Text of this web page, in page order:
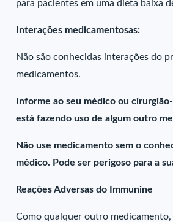
para pacientes em uma dieta baixa
Interações medicamentosas:
Não são conhecidas interações do
medicamentos.
Informe ao seu médico ou
está fazendo uso de algum outro
Não use medicamento sem o
médico. Pode ser perigoso para a
Reações Adversas do Immunine
Como qualquer outro